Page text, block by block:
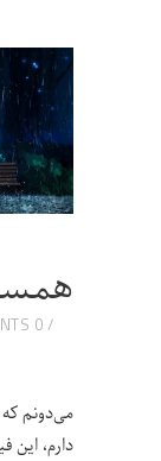
0 COMMENTS
می‌دونم
دارم، این